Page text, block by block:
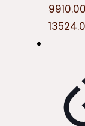
9910.00